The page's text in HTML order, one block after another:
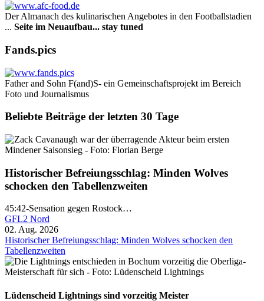
Der Almanach des ku­li­na­rischen Angebotes in den Footballstadien
... Seite im Neuaufbau... stay tuned
Fands.pics
Father and Sohn F(and)S- ein Gemeinschaftsprojekt im Bereich
Foto und Journalismus
Beliebte Beiträge der letzten 30 Tage
Historischer Befreiungsschlag: Minden Wolves
schocken den Tabellenzweiten
45:42-Sensation gegen Rostock…
GFL2 Nord
02. Aug. 2026
Historischer Befreiungsschlag: Minden Wolves schocken den
Tabellenzweiten
Lüdenscheid Lightnings sind vorzeitig Meister